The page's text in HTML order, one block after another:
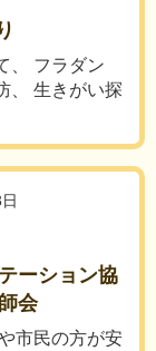
、 フラダン
、 生きがい探
ーション協
会
市民の方が安